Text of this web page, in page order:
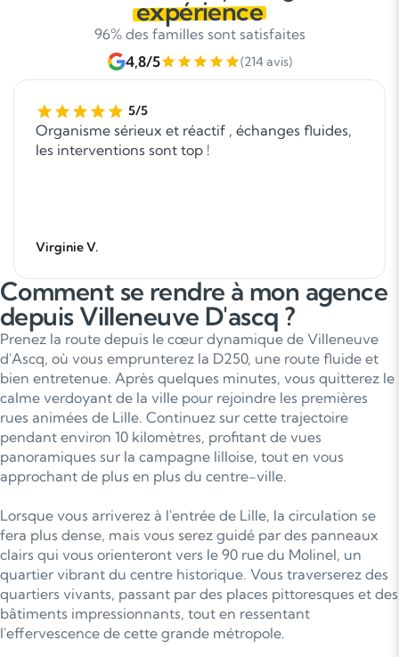
expérience
96% des familles sont satisfaites
4,8/5
(214 avis)
5/5
Organisme sérieux et réactif , échanges fluides,
les interventions sont top !
Virginie V.
Comment se rendre à mon agence
depuis Villeneuve D'ascq ?
Prenez la route depuis le cœur dynamique de Villeneuve
d'Ascq, où vous emprunterez la D250, une route fluide et
bien entretenue. Après quelques minutes, vous quitterez le
calme verdoyant de la ville pour rejoindre les premières
rues animées de Lille. Continuez sur cette trajectoire
pendant environ 10 kilomètres, profitant de vues
panoramiques sur la campagne lilloise, tout en vous
approchant de plus en plus du centre-ville.
Lorsque vous arriverez à l'entrée de Lille, la circulation se
fera plus dense, mais vous serez guidé par des panneaux
clairs qui vous orienteront vers le 90 rue du Molinel, un
quartier vibrant du centre historique. Vous traverserez des
quartiers vivants, passant par des places pittoresques et des
bâtiments impressionnants, tout en ressentant
l'effervescence de cette grande métropole.